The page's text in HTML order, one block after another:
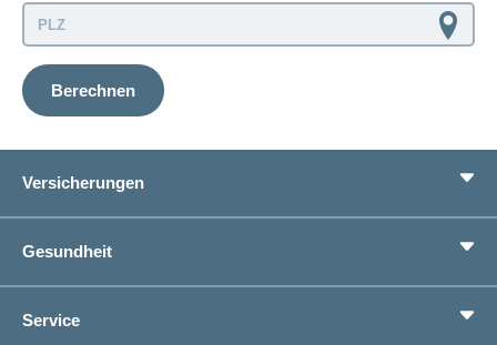
Berechnen
Versicherungen
Zusatzversicherungen
Vorsorge
Ich suche eine Versicherung für
Gesundheit
Gesundheitskompass
Service